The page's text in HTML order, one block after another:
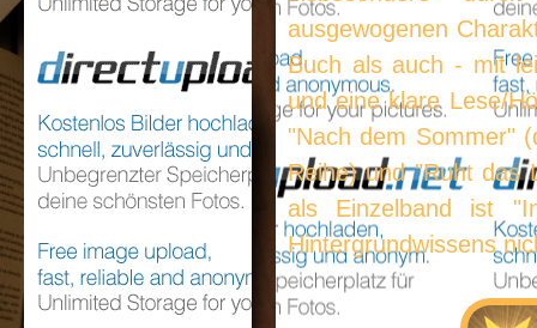
ausgewogenen
Buch als auch - mit
und eine klare Lese/
"Nach dem Sommer"
Reihe) und "Ruht das
als Einzelband ist
Hintergrundwissens